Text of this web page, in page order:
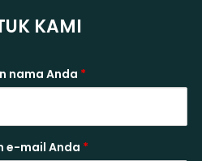
KAMI
nama Anda *
e-mail Anda *